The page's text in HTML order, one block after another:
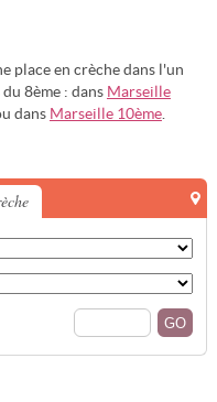
place en crèche dans l'un
8ème : dans Marseille
dans Marseille 10ème.